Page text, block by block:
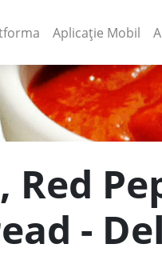
(current)
Aplicație Mobil
-